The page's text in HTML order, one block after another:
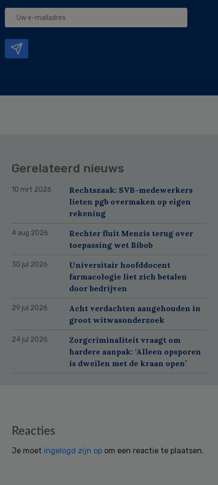
Uw
Gerelateerd nieuws
10 mrt 2026
Rechtszaak: SVB-medewerkers
lieten pgb overmaken op eigen
rekening
4 aug 2026
Rechter fluit Menzis terug over
toepassing wet Bibob
30 jul 2026
Universitair hoofddocent
farmacologie liet zich betalen
door bedrijven
29 jul 2026
Acht verdachten aangehouden in
groot witwasonderzoek
24 jul 2026
Zorgcriminaliteit vraagt om
hardere aanpak: ‘Alleen opsporen
is dweilen met de kraan open’
Reader
Reacties
Je moet ingelogd zijn op om een reactie te plaatsen.